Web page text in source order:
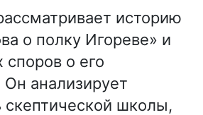
историю
о полку Игореве» и
о его
анализирует
скептической школы,